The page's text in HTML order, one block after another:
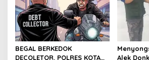
BEGAL BERKEDOK
DECOLETOR. POLRES KOTA
Alek